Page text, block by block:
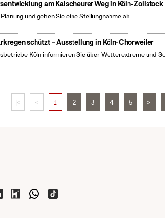
am Kalscheurer Weg in Köln-Zollstock
und geben Sie eine Stellungnahme ab.
schützt – Ausstellung in Köln-Chorweiler
Köln informieren Sie über Wetterextreme und
|< < 1 2 3 4 5 >